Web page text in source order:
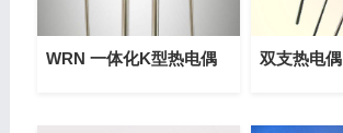
WRN 一体化K型热电偶 双支热电偶